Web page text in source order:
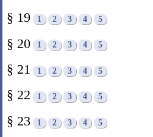
§ 19 1 2 3 4 5
§ 20 1 2 3 4 5
§ 21 1 2 3 4 5
§ 22 1 2 3 4 5
§ 23 1 2 3 4 5